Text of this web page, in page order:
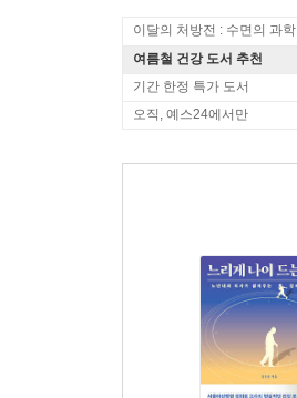
이달의 처방전 : 수면의 과학
여름철 건강 도서 추천
기간 한정 특가 도서
오직, 예스24에서만